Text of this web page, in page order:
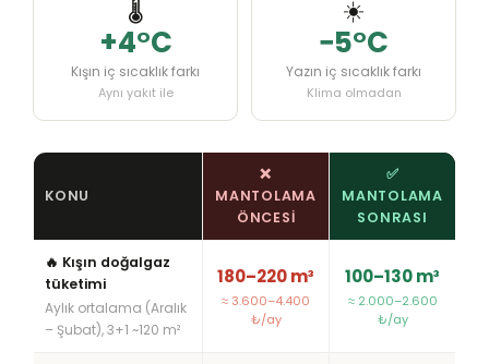
🌡️
+4°C
Kışın iç sıcaklık farkı
Aynı yakıt ile
☀️
−5°C
Yazın iç sıcaklık farkı
Klima olmadan
KONU
❌
MANTOLAMA
ÖNCESI
✅
MANTOLAMA
SONRASI
🔥 Kışın doğalgaz
tüketimi
Aylık ortalama (Aralık
– Şubat), 3+1 ~120 m²
180–220 m³
≈ 3.600–4.400
₺/ay
100–130 m³
≈ 2.000–2.600
₺/ay